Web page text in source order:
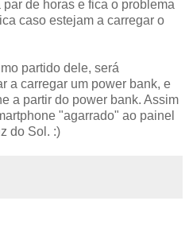
de horas e fica o problema
caso estejam a carregar o
partido dele, será
a carregar um power bank, e
a partir do power bank. Assim
"agarrado" ao painel
do Sol. :)